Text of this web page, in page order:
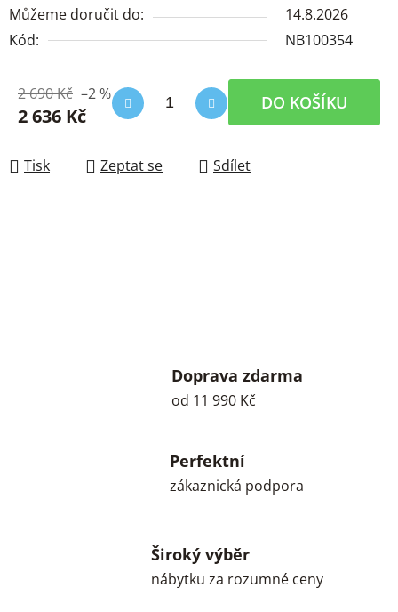
Můžeme doručit do:
14.8.2026
Kód:
NB100354
2 690 Kč –2 %
2 636 Kč
DO KOŠÍKU
Tisk Zeptat se Sdílet
Doprava zdarma
od 11 990 Kč
Perfektní
zákaznická podpora
Široký výběr
nábytku za rozumné ceny